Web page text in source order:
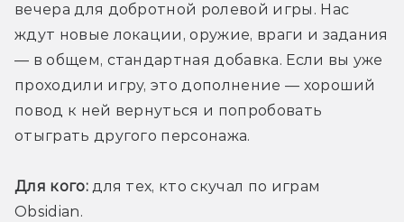
вечера для добротной ролевой игры. Нас
ждут новые локации, оружие, враги и задания
— в общем, стандартная добавка. Если вы уже
проходили игру, это дополнение — хороший
повод к ней вернуться и попробовать
отыграть другого персонажа.
Для кого: для тех, кто скучал по играм
Obsidian.